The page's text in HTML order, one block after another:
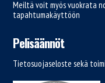
Meiltä voit myös vuokrata
tapahtumakäyttöön
Pelisäännöt
Tietosuojaseloste sekä